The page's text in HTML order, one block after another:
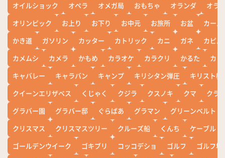
オイルショック
オペラ オメガ局 おもちゃ オランダ
オラ
オリンピック
お上り お下り お中元 お旅所 お盆
カー
かき道
ガソリン カッター カトリック カニ ガネ
カピバ
カメムシ
カメラ かもめ カラオケ カラクリ かるた
カレ
キャバレー
キャラバン キャンプ キリシタン弾圧
キリスト教
クイーンエリザベス
くじゃく クジラ クスノキ クマ
クラ
グラバー園
グラバー邸 ぐらばあ グラマン
グリーンベルト
クリスマス
クリスマスツリー クルーズ船 くんち
ケーブル
ゴールデンウイーク
ゴキブリ コッコデショ ゴルフ
ゴルフ場